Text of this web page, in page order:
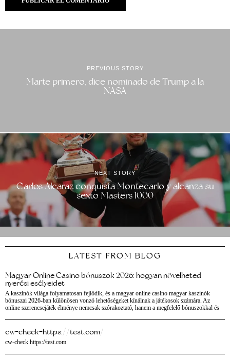
PREVIOUS STORY
Marte primero, dice nominado de Trump a la
NASA
NEXT STORY
Carlos Alcaraz conquista Montecarlo y alcanza su
sexto Masters 1000
LATEST FROM BLOG
Magyar Online Casino bónuszok 2026: hogyan növelheted
nyerési esélyeidet
A kaszinók világa folyamatosan fejlődik, és a magyar online casino magyar kaszinók
bónuszai 2026-ban különösen vonzó lehetőségeket kínálnak a játékosok számára. Az
online szerencsejáték élménye nemcsak szórakoztató, hanem a megfelelő bónuszokkal és
cw-check-https://test.com/
cw-check https://test.com